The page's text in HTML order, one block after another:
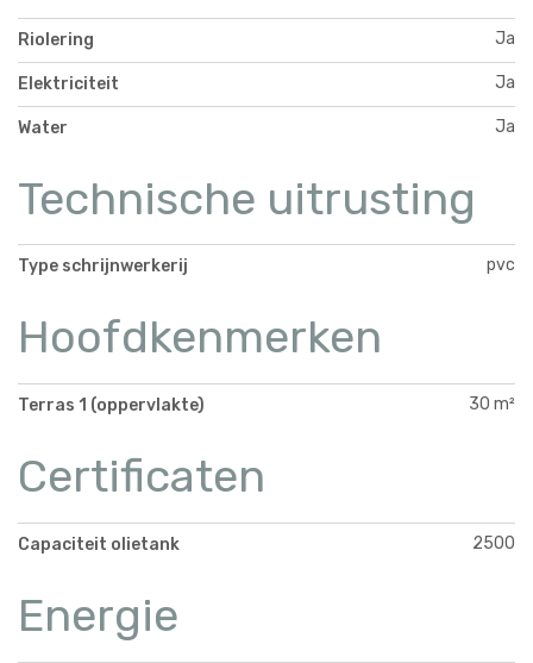
Riolering Ja
Elektriciteit Ja
Water Ja
Technische uitrusting
Type schrijnwerkerij pvc
Hoofdkenmerken
Terras 1 (oppervlakte) 30 m²
Certificaten
Capaciteit olietank 2500
Energie